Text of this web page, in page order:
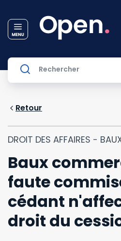
Retour
DROIT DES AFFAIRES -
Baux
faute
cédant
droit du